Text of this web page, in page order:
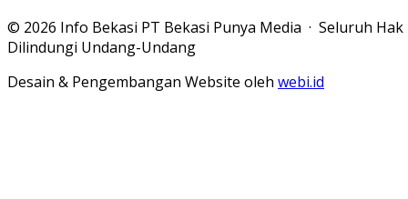
© 2026 Info Bekasi PT Bekasi Punya Media · Seluruh Hak
Dilindungi Undang-Undang
Desain & Pengembangan Website oleh webi.id